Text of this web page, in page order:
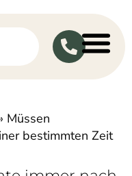
Müssen
bestimmten Zeit